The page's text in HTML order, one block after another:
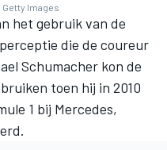
Getty Images
het gebruik van de
die de coureur
Schumacher kon de
toen hij in 2010
1 bij Mercedes,